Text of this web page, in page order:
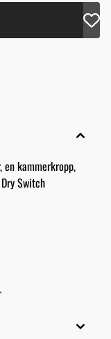
kammerkropp,
Switch